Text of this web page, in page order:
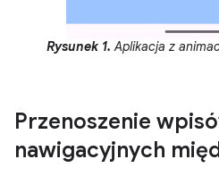
Rysunek 1. Aplikacja z
Przenoszenie
nawigacyjnych